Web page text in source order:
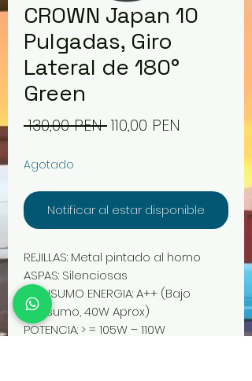
CROWN Japan 10
Pulgadas, Giro
Lateral de 180°
Green
130,00 PEN Precio
110,00 PEN
Agotado
Notificar al estar disponible
REJILLAS: Metal pintado al horno
ASPAS: Silenciosas
CONSUMO ENERGIA: A++ (Bajo
consumo, 40W Aprox)
POTENCIA: > = 105W – 110W